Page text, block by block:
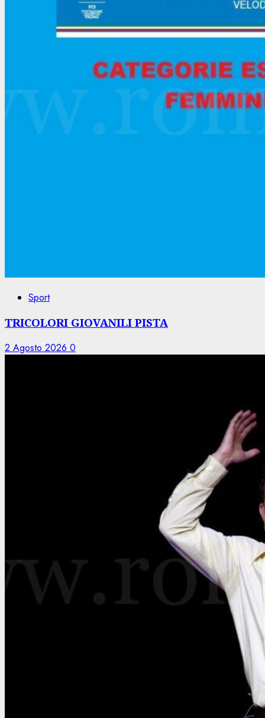
Sport
TRICOLORI GIOVANILI PISTA
2 Agosto 2026 0